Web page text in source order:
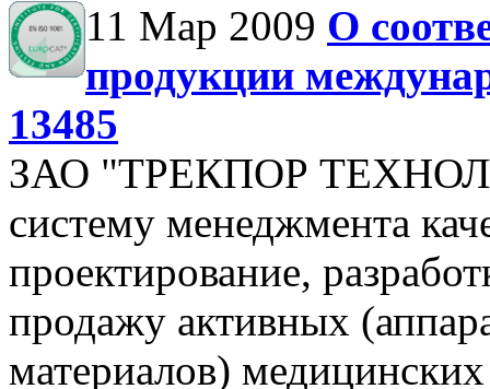
11 Мар 2009 О
продукции
13485
ЗАО "ТРЕКПОР
систему менеджмента
проектирование,
продажу активных
материалов)